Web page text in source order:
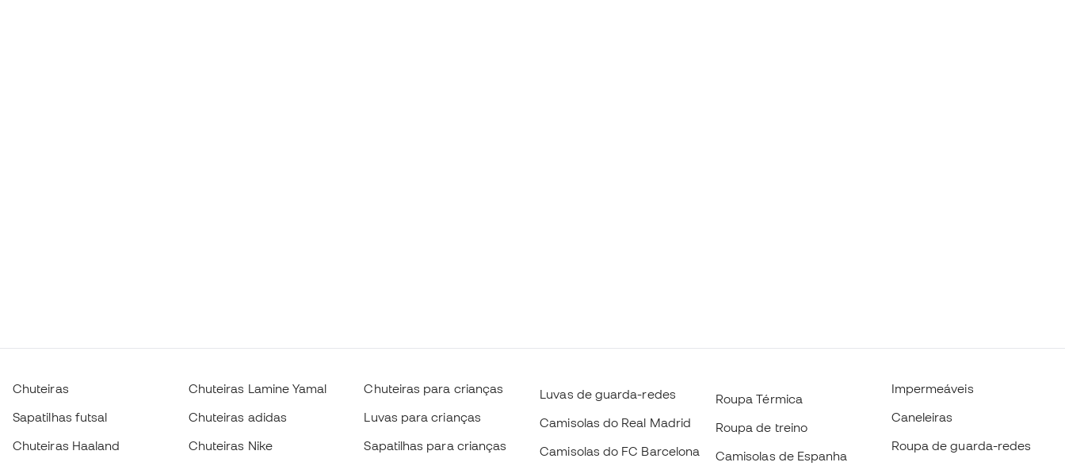
Chuteiras
Sapatilhas futsal
Chuteiras Haaland
Chuteiras Lamine Yamal
Chuteiras adidas
Chuteiras Nike
Chuteiras para crianças
Luvas para crianças
Sapatilhas para crianças
Luvas de guarda-redes
Camisolas do Real Madrid
Camisolas do FC Barcelona
Roupa Térmica
Roupa de treino
Camisolas de Espanha
Impermeáveis
Caneleiras
Roupa de guarda-redes